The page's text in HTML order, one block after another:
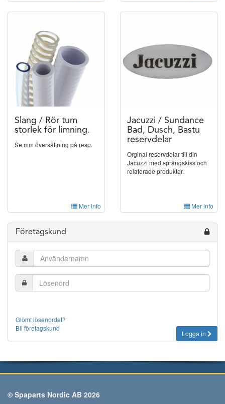
Slang / Rör tum
storlek för limning.
Se mm översättning på resp.
Mer info
Jacuzzi / Sundance
Bad, Dusch, Bastu
reservdelar
Orginal reservdelar till din
Jacuzzi med sprängskiss och
relaterade produkter.
Mer info
Företagskund
Glömt lösenordet?
Bli företagskund
Logga in
© Spaparts Nordic AB 2026